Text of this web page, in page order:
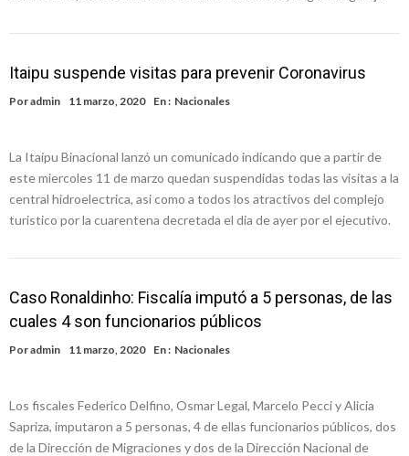
Itaipu suspende visitas para prevenir Coronavirus
Poradmin 11 marzo, 2020 En : Nacionales
La Itaipu Binacional lanzó un comunicado indicando que a partir de
este miercoles 11 de marzo quedan suspendidas todas las visitas a la
central hidroelectrica, asi como a todos los atractivos del complejo
turistico por la cuarentena decretada el dia de ayer por el ejecutivo.
Caso Ronaldinho: Fiscalía imputó a 5 personas, de las
cuales 4 son funcionarios públicos
Poradmin 11 marzo, 2020 En : Nacionales
Los fiscales Federico Delfino, Osmar Legal, Marcelo Pecci y Alicia
Sapriza, imputaron a 5 personas, 4 de ellas funcionarios públicos, dos
de la Dirección de Migraciones y dos de la Dirección Nacional de